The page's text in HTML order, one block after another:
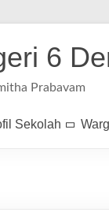
6
Prabavam
Sekolah